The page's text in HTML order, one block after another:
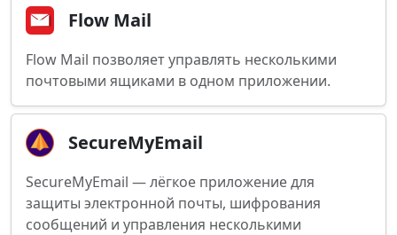
Flow Mail
Flow Mail позволяет управлять несколькими
почтовыми ящиками в одном приложении.
SecureMyEmail
SecureMyEmail — лёгкое приложение для
защиты электронной почты, шифрования
сообщений и управления несколькими